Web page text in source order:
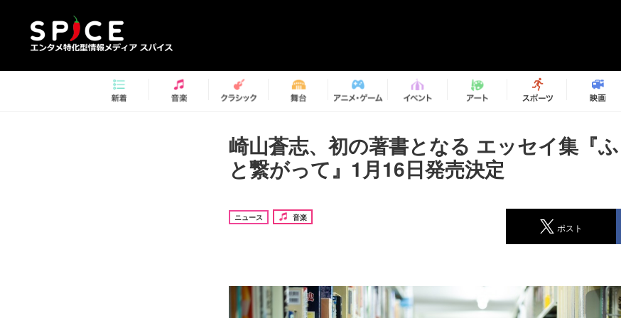
崎山蒼志、初の著書となる エッセイ集『
と繋がって』1月16日発売決定
ニュース 音楽
ポスト